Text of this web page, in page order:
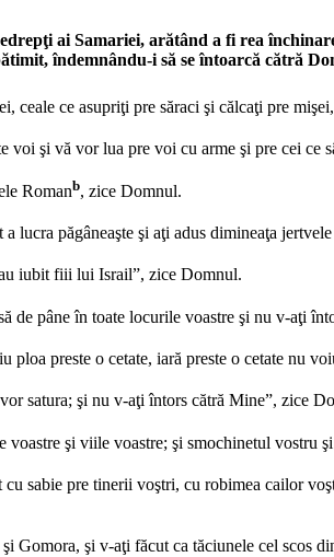
ai Samariei, arătând a fi rea
îndemnându-i să se întoarcă cătră
ceale ce asupriţi pre săraci şi călcaţi pre
voi şi vă vor lua pre voi cu arme şi pre cei
Romanb, zice Domnul.
păgâneaşte şi aţi adus dimineaţa
au iubit fiii lui Israil”, zice Domnul.
de pâne în toate locurile voastre şi nu v-aţi
preste o cetate, iară preste o cetate nu
satura; şi nu v-aţi întors cătră Mine”, zice
şi viile voastre; şi smochinetul vostru
sabie pre tinerii voştri, cu robimea cailor
Gomora, şi v-aţi făcut ca tăciunele cel scos